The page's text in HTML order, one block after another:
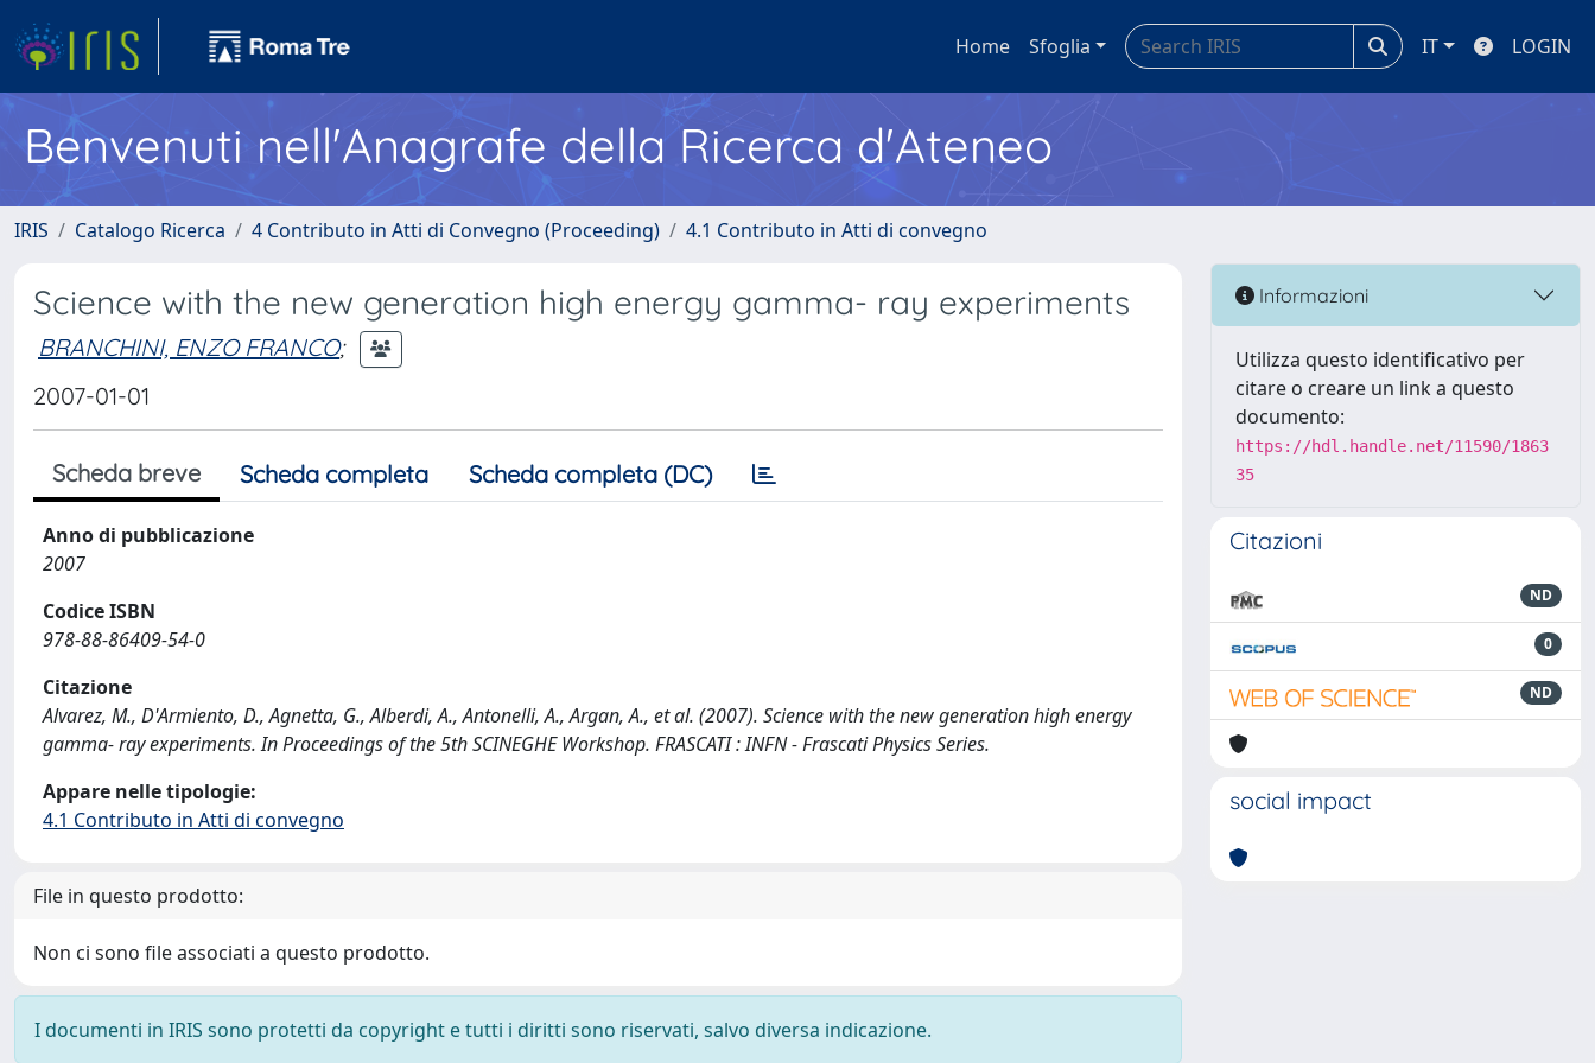
Home Sfoglia IT LOGIN
Benvenuti nell'Anagrafe della Ricerca d'Ateneo
IRIS Catalogo Ricerca 4 Contributo in Atti di Convegno (Proceeding) 4.1 Contributo in Atti di convegno
Science with the new generation high energy gamma- ray experiments
BRANCHINI, ENZO FRANCO;
2007-01-01
Scheda breve Scheda completa Scheda completa (DC)
Anno di pubblicazione
2007
Codice ISBN
978-88-86409-54-0
Citazione
Alvarez, M., D'Armiento, D., Agnetta, G., Alberdi, A., Antonelli, A., Argan, A., et al. (2007). Science with the new generation high energy
gamma- ray experiments. In Proceedings of the 5th SCINEGHE Workshop. FRASCATI : INFN - Frascati Physics Series.
Appare nelle tipologie:
4.1 Contributo in Atti di convegno
File in questo prodotto:
Non ci sono file associati a questo prodotto.
I documenti in IRIS sono protetti da copyright e tutti i diritti sono riservati, salvo diversa indicazione.
Informazioni
Utilizza questo identificativo per
citare o creare un link a questo
documento:
https://hdl.handle.net/11590/1863
35
Citazioni
ND
0
ND
social impact